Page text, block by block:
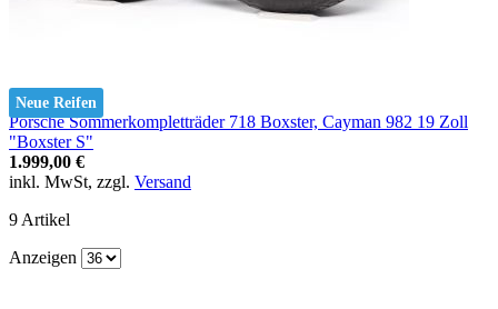
Neue Reifen
Porsche Sommerkompletträder 718 Boxster, Cayman 982 19 Zoll
"Boxster S"
1.999,00 €
inkl. MwSt, zzgl. Versand
9 Artikel
Anzeigen